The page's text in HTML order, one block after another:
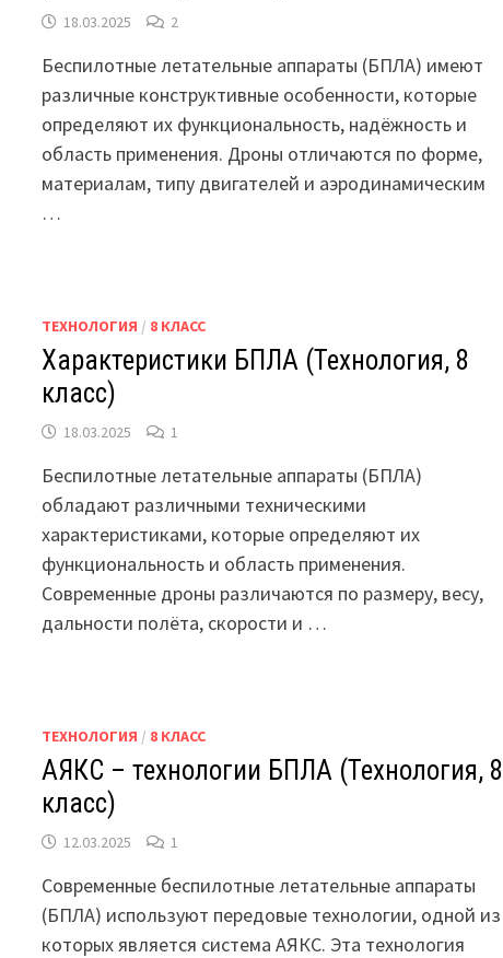
18.03.2025 2
Беспилотные летательные аппараты (БПЛА) имеют
различные конструктивные особенности, которые
определяют их функциональность, надёжность и
область применения. Дроны отличаются по форме,
материалам, типу двигателей и аэродинамическим
…
ТЕХНОЛОГИЯ / 8 КЛАСС
Характеристики БПЛА (Технология, 8
класс)
18.03.2025 1
Беспилотные летательные аппараты (БПЛА)
обладают различными техническими
характеристиками, которые определяют их
функциональность и область применения.
Современные дроны различаются по размеру, весу,
дальности полёта, скорости и …
ТЕХНОЛОГИЯ / 8 КЛАСС
AЯКС – технологии БПЛА (Технология, 8
класс)
12.03.2025 1
Современные беспилотные летательные аппараты
(БПЛА) используют передовые технологии, одной из
которых является система AЯКС. Эта технология